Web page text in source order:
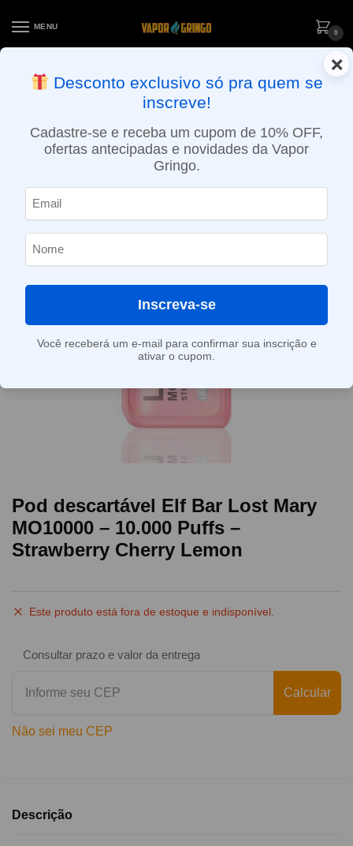
MENU
0
ENTREGA NO MESMO DIA EM SÃO PAULO (SEG A SEX): PEDIDOS
APROVADOS ATÉ 15:30 VIA MOTOBOY
Pod descartável Elf Bar Lost Mary
MO10000 – 10.000 Puffs –
Strawberry Cherry Lemon
Este produto está fora de estoque e indisponível.
Consultar prazo e valor da entrega
Calcular
Não sei meu CEP
Descrição
×
Desconto exclusivo só pra quem se
inscreve!
Cadastre-se e receba um cupom de 10% OFF,
ofertas antecipadas e novidades da Vapor
Gringo.
Inscreva-se
Você receberá um e-mail para confirmar sua inscrição e
ativar o cupom.